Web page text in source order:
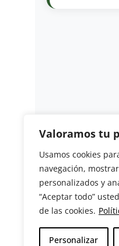
Valoramos tu
Usamos cookies
navegación,
personalizados y
“Aceptar todo”
de las cookies.
Personalizar
Revista del
C/
41013
Tel: (+34)